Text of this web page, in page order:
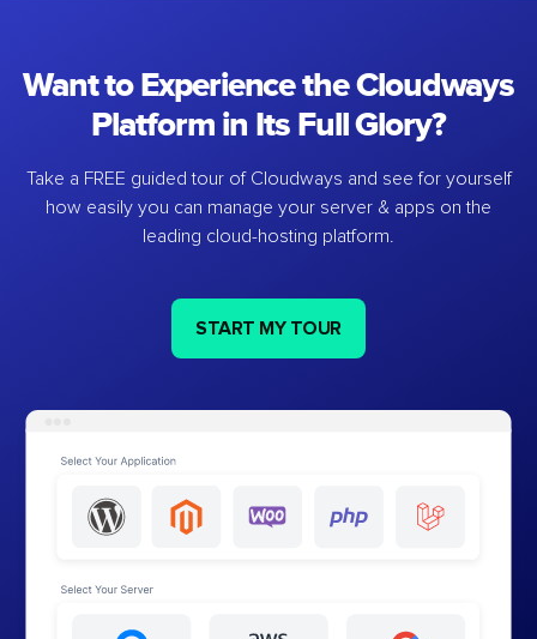
Want to Experience the Cloudways
Platform in Its Full Glory?
Take a FREE guided tour of Cloudways and see for yourself
how easily you can manage your server & apps on the
leading cloud-hosting platform.
START MY TOUR